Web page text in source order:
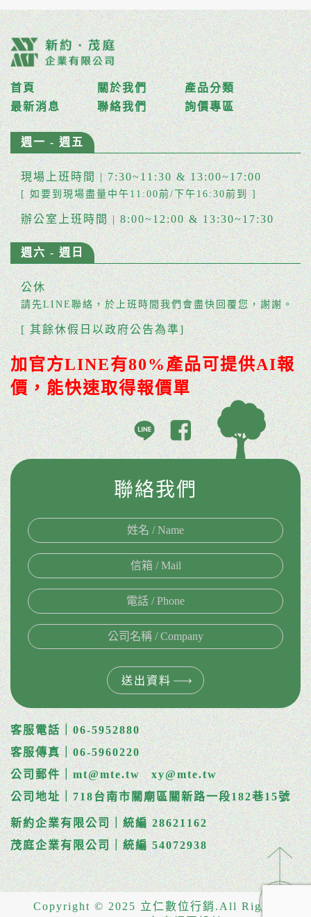
首頁 關於我們
產品分類
最新消息
聯絡我們 詢價專區
週一 - 週五
現場上班時間 | 7:30~11:30 & 13:00~17:00
[ 如要到現場盡量中午11:00前/下午16:30前到 ]
辦公室上班時間 | 8:00~12:00 & 13:30~17:30
週六 - 週日
公休
請先LINE聯絡，於上班時間我們會盡快回覆您，謝謝。
[ 其餘休假日以政府公告為準]
加官方LINE有80%產品可提供AI報
價，能快速取得報價單
聯絡我們
送出資料
客服電話｜06-5952880
客服傳真｜06-5960220
公司郵件｜mt@mte.tw xy@mte.tw
公司地址｜718台南市關廟區關新路一段182巷15號
新約企業有限公司｜統編 28621162
茂庭企業有限公司｜統編 54072938
Copyright © 2025 立仁數位行銷.All Rights